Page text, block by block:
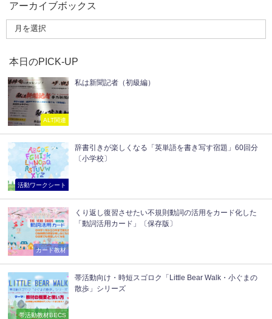
アーカイブボックス
本日のPICK-UP
ALT関連
私は新聞記者（初級編）
活動ワークシート
辞書引きが楽しくなる「英単語を書き写す宿題」60回分
〔小学校〕
カード教材
くり返し復習させたい不規則動詞の活用をカード化した
「動詞活用カード」〔保存版〕
帯活動教材BECS
帯活動向け・時短スゴロク「Little Bear Walk・小ぐまの
散歩」シリーズ